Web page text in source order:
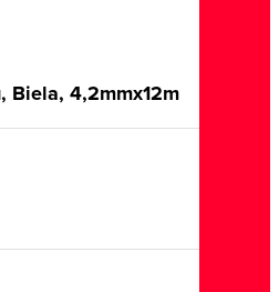
Biela, 4,2mmx12m